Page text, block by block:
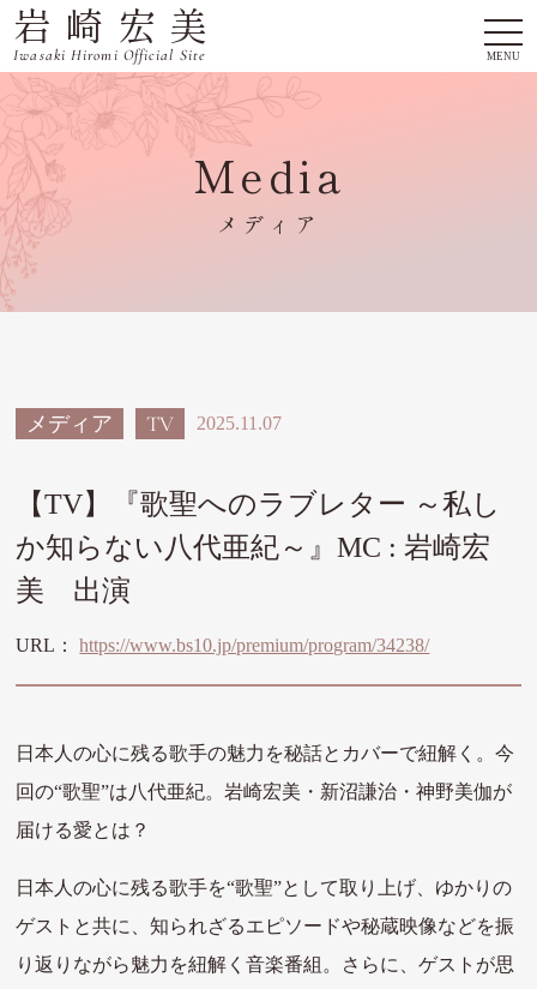
岩崎宏美
Iwasaki Hiromi Official Site MENU
Media
メディア
メディア TV 2025.11.07
【TV】『歌聖へのラブレター ～私し
か知らない八代亜紀～』MC : 岩崎宏
美 出演
URL：https://www.bs10.jp/premium/program/34238/
日本人の心に残る歌手の魅力を秘話とカバーで紐解く。今
回の“歌聖”は八代亜紀。岩崎宏美・新沼謙治・神野美伽が
届ける愛とは？
日本人の心に残る歌手を“歌聖”として取り上げ、ゆかりの
ゲストと共に、知られざるエピソードや秘蔵映像などを振
り返りながら魅力を紐解く音楽番組。さらに、ゲストが思